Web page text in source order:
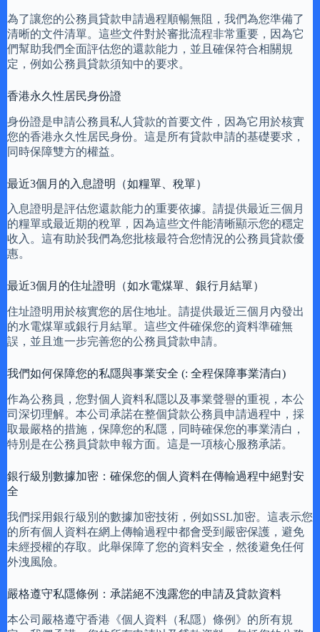
為了讓您的公務員貸款申請過程順暢無阻，我們為您準備了
清晰的文件清單。這些文件對於審批流程非常重要，因為它
們幫助我們全面評估您的還款能力，並且確保符合相關規
定，例如公務員貸款須知中的要求。
香港永久性居民身份證
身份證是申請公務員私人貸款的首要文件，因為它用於核實
您的香港永久性居民身份。這是所有貸款申請的基礎要求，
同時保障雙方的權益。
最近3個月的入息證明（如糧單、稅單）
入息證明是評估您還款能力的重要依據。請提供最近三個月
的糧單或最近期的稅單，因為這些文件能清晰顯示您的穩定
收入。這有助於我們為您批核最符合您情況的公務員貸款優
惠。
最近3個月的住址證明（如水電煤單、銀行月結單）
住址證明用於核實您的居住地址。請提供最近三個月內發出
的水電煤單或銀行月結單。這些文件確保您的資料準確無
誤，並且進一步完善您的公務員貸款申請。
我們如何保障您的私隱與事業安全 (: 全程保障事業清白)
作為公務員，您對個人資料私隱以及事業聲譽的重視，本公
司深切理解。本公司承諾在整個貸款公務員申請過程中，採
取最嚴格的措施，保障您的私隱，同時確保您的事業清白，
特別是在公務員貸款申報方面。這是一項核心服務承諾。
銀行級別數據加密：確保您的個人資料在傳輸過程中絕對安
全
我們採用銀行級別的數據加密技術，例如SSL加密。這表示您
的所有個人資料在網上傳輸過程中都會受到嚴密保護，避免
未經授權的存取。此舉保障了您的資料安全，然後避免任何
外洩風險。
嚴格遵守私隱條例：承諾絕不洩露您的申請及貸款資料
本公司嚴格遵守香港《個人資料（私隱）條例》的所有規